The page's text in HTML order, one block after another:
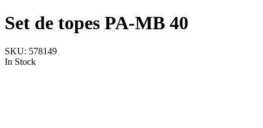
Set de topes PA-MB 40
SKU: 578149
In Stock